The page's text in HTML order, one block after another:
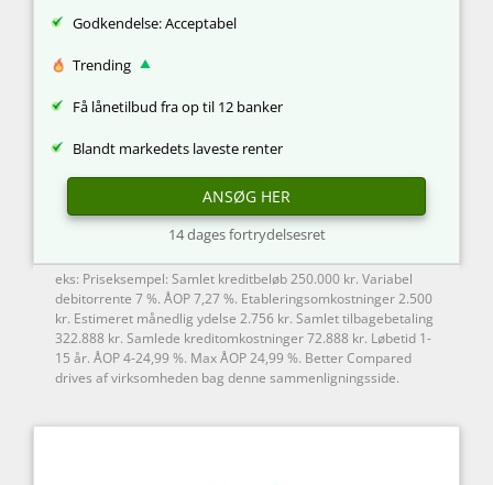
Godkendelse: Acceptabel
Trending
Få lånetilbud fra op til 12 banker
Blandt markedets laveste renter
ANSØG HER
14 dages fortrydelsesret
eks: Priseksempel: Samlet kreditbeløb 250.000 kr. Variabel
debitorrente 7 %. ÅOP 7,27 %. Etableringsomkostninger 2.500
kr. Estimeret månedlig ydelse 2.756 kr. Samlet tilbagebetaling
322.888 kr. Samlede kreditomkostninger 72.888 kr. Løbetid 1-
15 år. ÅOP 4-24,99 %. Max ÅOP 24,99 %. Better Compared
drives af virksomheden bag denne sammenligningsside.